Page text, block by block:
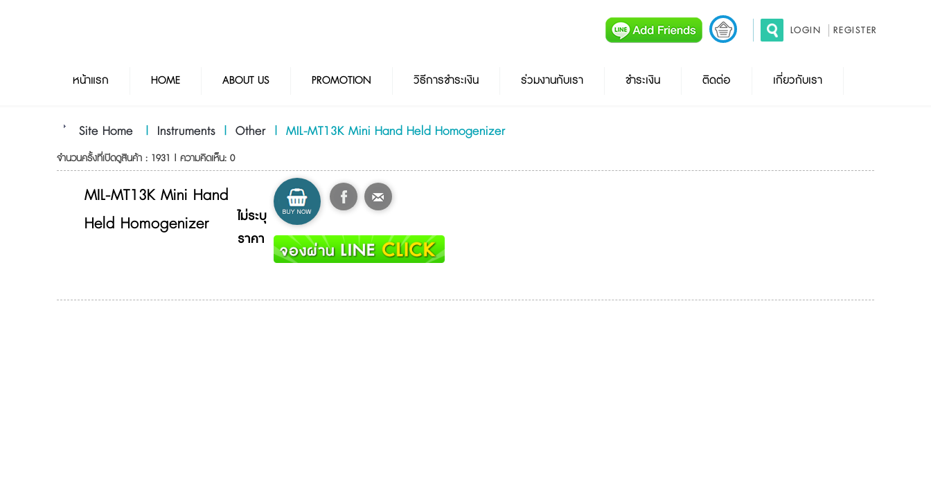
LOGIN REGISTER
หน้าแรก HOME ABOUT US PROMOTION วิธีการชำระเงิน ร่วมงานกับเรา ชำระเงิน ติดต่อ เกี่ยวกับเรา
Site Home | Instruments | Other | MIL-MT13K Mini Hand Held Homogenizer
จำนวนครั้งที่เปิดดูสินค้า : 1931 | ความคิดเห็น: 0
MIL-MT13K Mini Hand
Held Homogenizer
ไม่ระบุ
ราคา